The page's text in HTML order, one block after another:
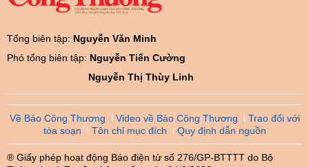
Tổng biên tập: Nguyễn Văn Minh
Phó tổng biên tập: Nguyễn Tiến Cường
Nguyễn Thị Thùy Linh
Về Báo Công Thương Video về Báo Công Thương
Trao đổi với
tòa soạn
Tôn chỉ mục đích Quy định dẫn nguồn
® Giấy phép hoạt động Báo điện tử số 276/GP-BTTTT do Bộ